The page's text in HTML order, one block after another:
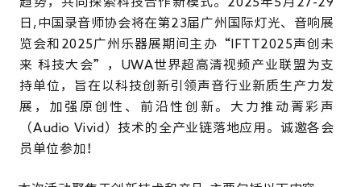
日,中 国录音师协会将在第23届广州国际灯光、音响展
览会和 2025广州乐器展期间主办“IFTT2025声创未
来 科技大会” ，UWA世界超高清视频产业联盟为支
持单位，
旨在以科技创新引领声音行业新质生产力发
展， 加强原创性、前沿性创新。大力 推动菁彩声
（Audio Vivid） 技术的全产业链落地应用。诚邀各会
员单位参加！